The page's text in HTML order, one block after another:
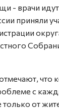
- врачи
приняли
что
с
от